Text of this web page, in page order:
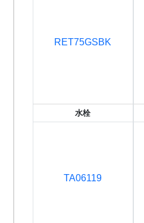
RET75GSBK
水栓
TA06119